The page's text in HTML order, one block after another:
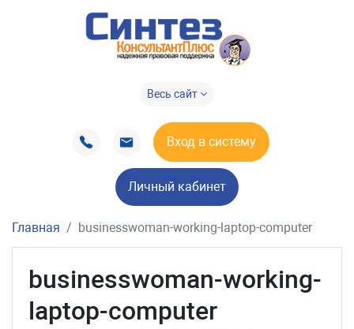
Весь сайт
Вход в систему
Личный кабинет
Главная businesswoman-working-laptop-computer
businesswoman-working-
laptop-computer